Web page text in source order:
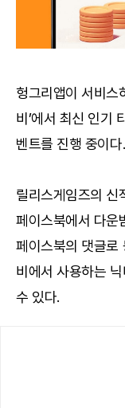
헝그리앱이 서비스
비’에서 최신 인기
벤트를 진행 중이다.
릴리스게임즈의 신
페이스북에서 다운
페이스북의 댓글로
비에서 사용하는
수 있다.